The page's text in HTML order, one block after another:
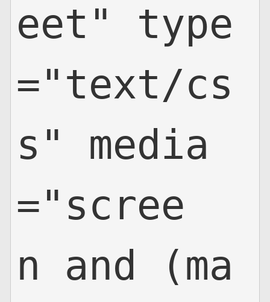
eet" type
="text/cs
s" media
="scree
n and (ma